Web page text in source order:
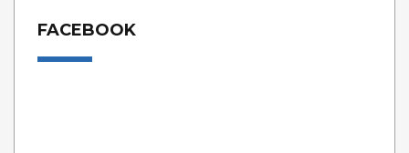
FACEBOOK